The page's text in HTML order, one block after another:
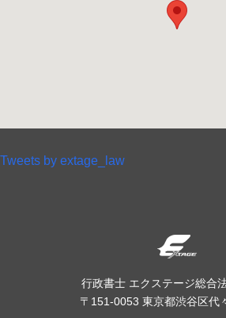
Tweets by extage_law
行政書士 エクステージ総合
〒151-0053 東京都渋谷区代